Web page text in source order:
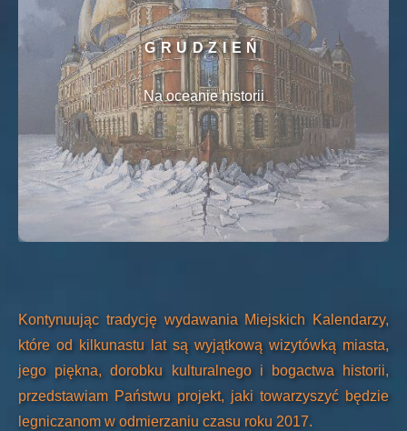
GRUDZIEŃ
Na oceanie historii
Kontynuując tradycję wydawania Miejskich Kalendarzy,
które od kilkunastu lat są wyjątkową wizytówką miasta,
jego piękna, dorobku kulturalnego i bogactwa historii,
przedstawiam Państwu projekt, jaki towarzyszyć będzie
legniczanom w odmierzaniu czasu roku 2017.